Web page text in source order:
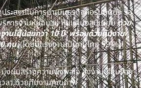
ระสงค์ในการดำเนินธุรกิจคือรับติดตั้ง รื้อ
ริการงานหุ้มฉนวน หุ้มแผ่นอลูมิเนียมด้วย
านไม่น้อยกว่า 10 ปี พร้อมด้วยทีมงาน
คน(โดยมีแรงงานเป็นคนไทย 99 %)
มุ่งมั่นสร้างความพึงพอใจ ส่งงานเรียบร้อย
วลา ด้วยทีมงานคุณภาพ